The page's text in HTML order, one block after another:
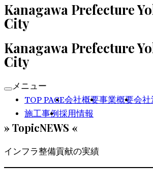
Kanagawa Prefecture
City
Kanagawa Prefecture
City
メニュー
TOP PAGE会社概要事業概要会社
施工事例 採用情報
» TopicNEWS «
インフラ整備貢献の実績